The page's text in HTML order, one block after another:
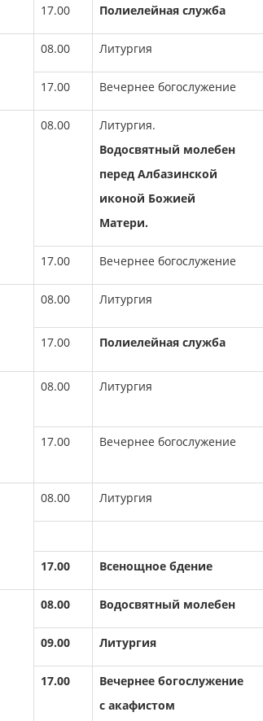
17.00 Полиелейная служба
08.00 Литургия
17.00 Вечернее богослужение
08.00
Литургия.
Водосвятный молебен
перед Албазинской
иконой Божией
Матери.
17.00 Вечернее богослужение
08.00 Литургия
17.00 Полиелейная служба
08.00 Литургия
17.00 Вечернее богослужение
08.00 Литургия
17.00 Всенощное бдение
08.00 Водосвятный молебен
09.00 Литургия
17.00
Вечернее богослужение
с акафистом